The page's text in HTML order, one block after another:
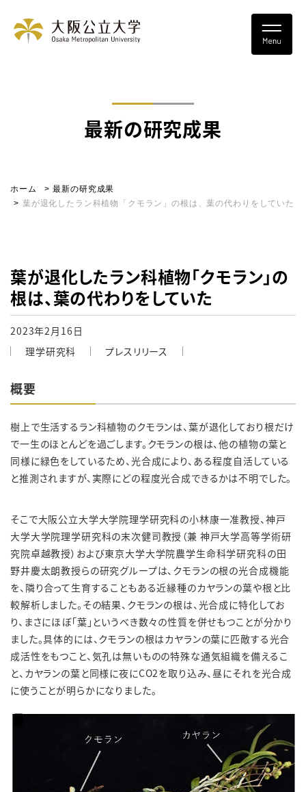
最新の研究成果
ホーム
最新の研究成果
葉が退化したラン科植物「クモラン」の根は、葉の代わりをしていた
葉が退化したラン科植物「クモラン」の
根は、葉の代わりをしていた
2023年2月16日
理学研究科
プレスリリース
概要
樹上で生活するラン科植物のクモランは、葉が退化しており根だけ
で一生のほとんどを過ごします。クモランの根は、他の植物の葉と
同様に緑色をしているため、光合成により、ある程度自活している
と推測されますが、実際にどの程度光合成できるかは不明でした。
そこで大阪公立大学大学院理学研究科の小林康一准教授、神戸
大学大学院理学研究科の末次健司教授（兼 神戸大学高等学術研
究院卓越教授）および東京大学大学院農学生命科学研究科の田
野井慶太朗教授らの研究グループは、クモランの根の光合成機能
を、隣り合って生育することもある近縁種のカヤランの葉や根と比
較解析しました。その結果、クモランの根は、光合成に特化してお
り、まさにほぼ「葉」というべき数々の性質を併せもつことが分かり
ました。具体的には、クモランの根はカヤランの葉に匹敵する光合
成活性をもつこと、気孔は無いものの特殊な通気組織を備えるこ
と、カヤランの葉と同様に夜にCO2を取り込み、昼にそれを光合成
に使うことが明らかになりました。